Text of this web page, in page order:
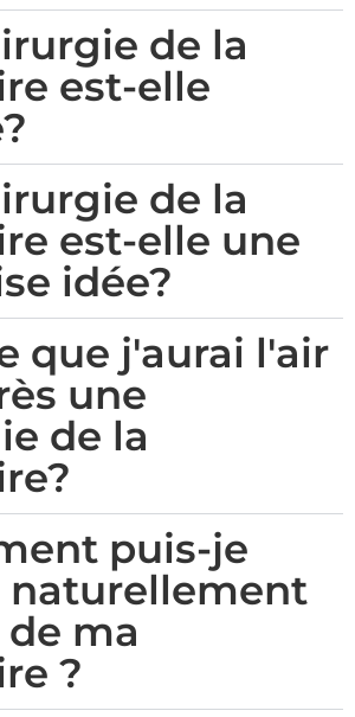
de la
est-elle
de la
est-elle une
idée?
que j'aurai l'air
une
de la
puis-je
naturellement
ma
?